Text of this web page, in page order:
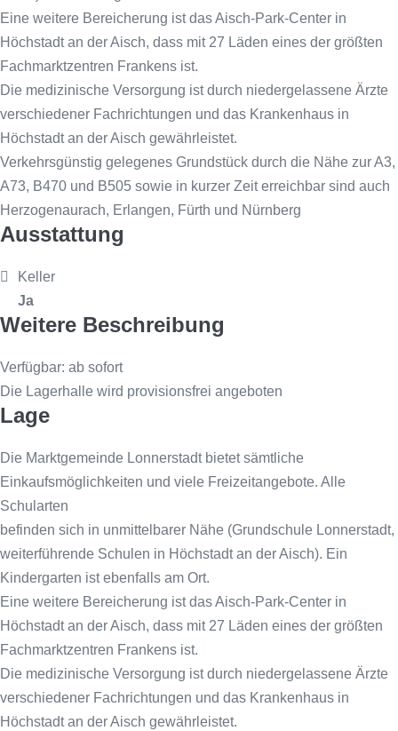
Eine weitere Bereicherung ist das Aisch-Park-Center in
Höchstadt an der Aisch, dass mit 27 Läden eines der größten
Fachmarktzentren Frankens ist.
Die medizinische Versorgung ist durch niedergelassene Ärzte
verschiedener Fachrichtungen und das Krankenhaus in
Höchstadt an der Aisch gewährleistet.
Verkehrsgünstig gelegenes Grundstück durch die Nähe zur A3,
A73, B470 und B505 sowie in kurzer Zeit erreichbar sind auch
Herzogenaurach, Erlangen, Fürth und Nürnberg
Ausstattung
Keller
Ja
Weitere Beschreibung
Verfügbar: ab sofort
Die Lagerhalle wird provisionsfrei angeboten
Lage
Die Marktgemeinde Lonnerstadt bietet sämtliche
Einkaufsmöglichkeiten und viele Freizeitangebote. Alle
Schularten
befinden sich in unmittelbarer Nähe (Grundschule Lonnerstadt,
weiterführende Schulen in Höchstadt an der Aisch). Ein
Kindergarten ist ebenfalls am Ort.
Eine weitere Bereicherung ist das Aisch-Park-Center in
Höchstadt an der Aisch, dass mit 27 Läden eines der größten
Fachmarktzentren Frankens ist.
Die medizinische Versorgung ist durch niedergelassene Ärzte
verschiedener Fachrichtungen und das Krankenhaus in
Höchstadt an der Aisch gewährleistet.